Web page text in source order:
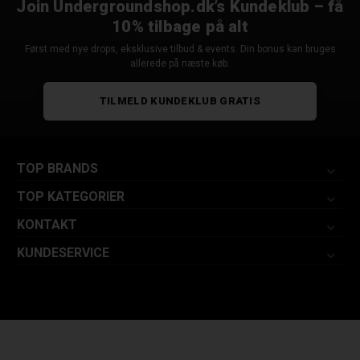
Join Undergroundshop.dk’s Kundeklub – få
10% tilbage på alt
Først med nye drops, eksklusive tilbud & events. Din bonus kan bruges
allerede på næste køb.
TILMELD KUNDEKLUB GRATIS
TOP BRANDS
TOP KATEGORIER
KONTAKT
KUNDESERVICE